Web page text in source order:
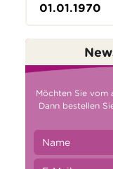
01.01.1970
Möchten Sie vom
Dann bestellen